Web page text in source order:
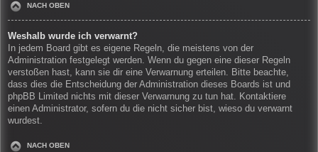
NACH OBEN
Weshalb wurde ich verwarnt?
In jedem Board gibt es eigene Regeln, die meistens von der
Administration festgelegt werden. Wenn du gegen eine dieser Regeln
verstoßen hast, kann sie dir eine Verwarnung erteilen. Bitte beachte,
dass dies die Entscheidung der Administration dieses Boards ist und
phpBB Limited nichts mit dieser Verwarnung zu tun hat. Kontaktiere
einen Administrator, sofern du die nicht sicher bist, wieso du verwarnt
wurdest.
NACH OBEN